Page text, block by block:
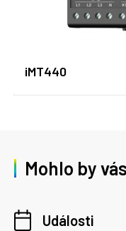
iMT440
Mohlo by
Události